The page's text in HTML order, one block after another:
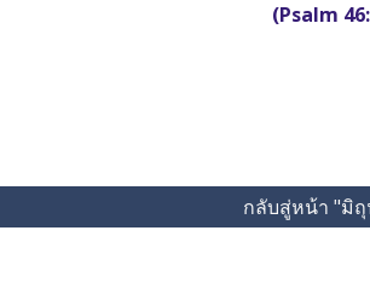
(Psalm
กลับสู่หน้า "มิ